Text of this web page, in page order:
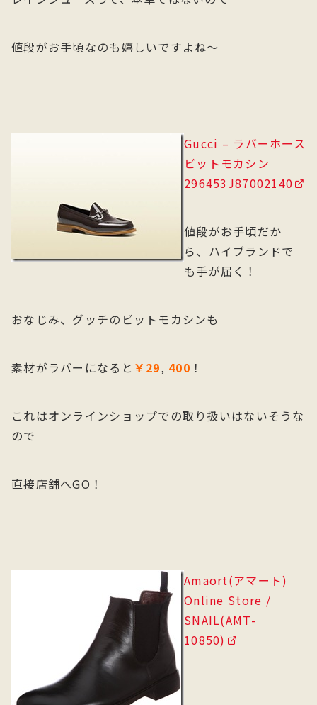
値段がお手頃なのも嬉しいですよね～
Gucci – ラバーホース
ビットモカシン
296453J87002140
値段がお手頃だか
ら、ハイブランドで
も手が届く！
おなじみ、グッチのビットモカシンも
素材がラバーになると ￥29, 400 ！
これはオンラインショップでの取り扱いはないそうな
ので
直接店舗へGO！
Amaort(アマート)
Online Store /
SNAIL(AMT-
10850)